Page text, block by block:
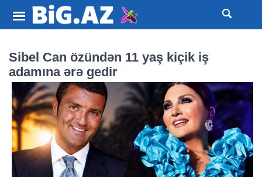
Sibel Can özündən 11 yaş kiçik iş
adamına ərə gedir